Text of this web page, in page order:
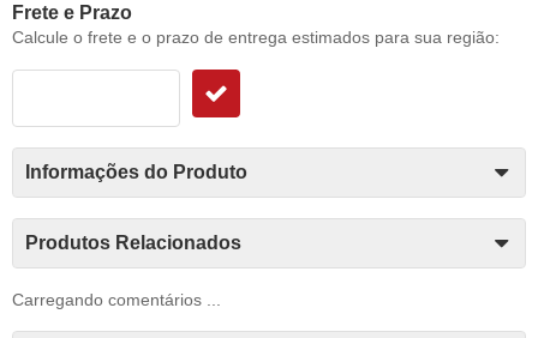
Frete e Prazo
Calcule o frete e o prazo de entrega estimados para sua região:
Informações do Produto
Produtos Relacionados
Carregando comentários ...